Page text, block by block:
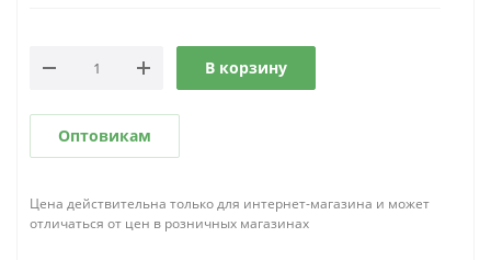
В корзину
Оптовикам
Цена действительна только для интернет-магазина и может
отличаться от цен в розничных магазинах